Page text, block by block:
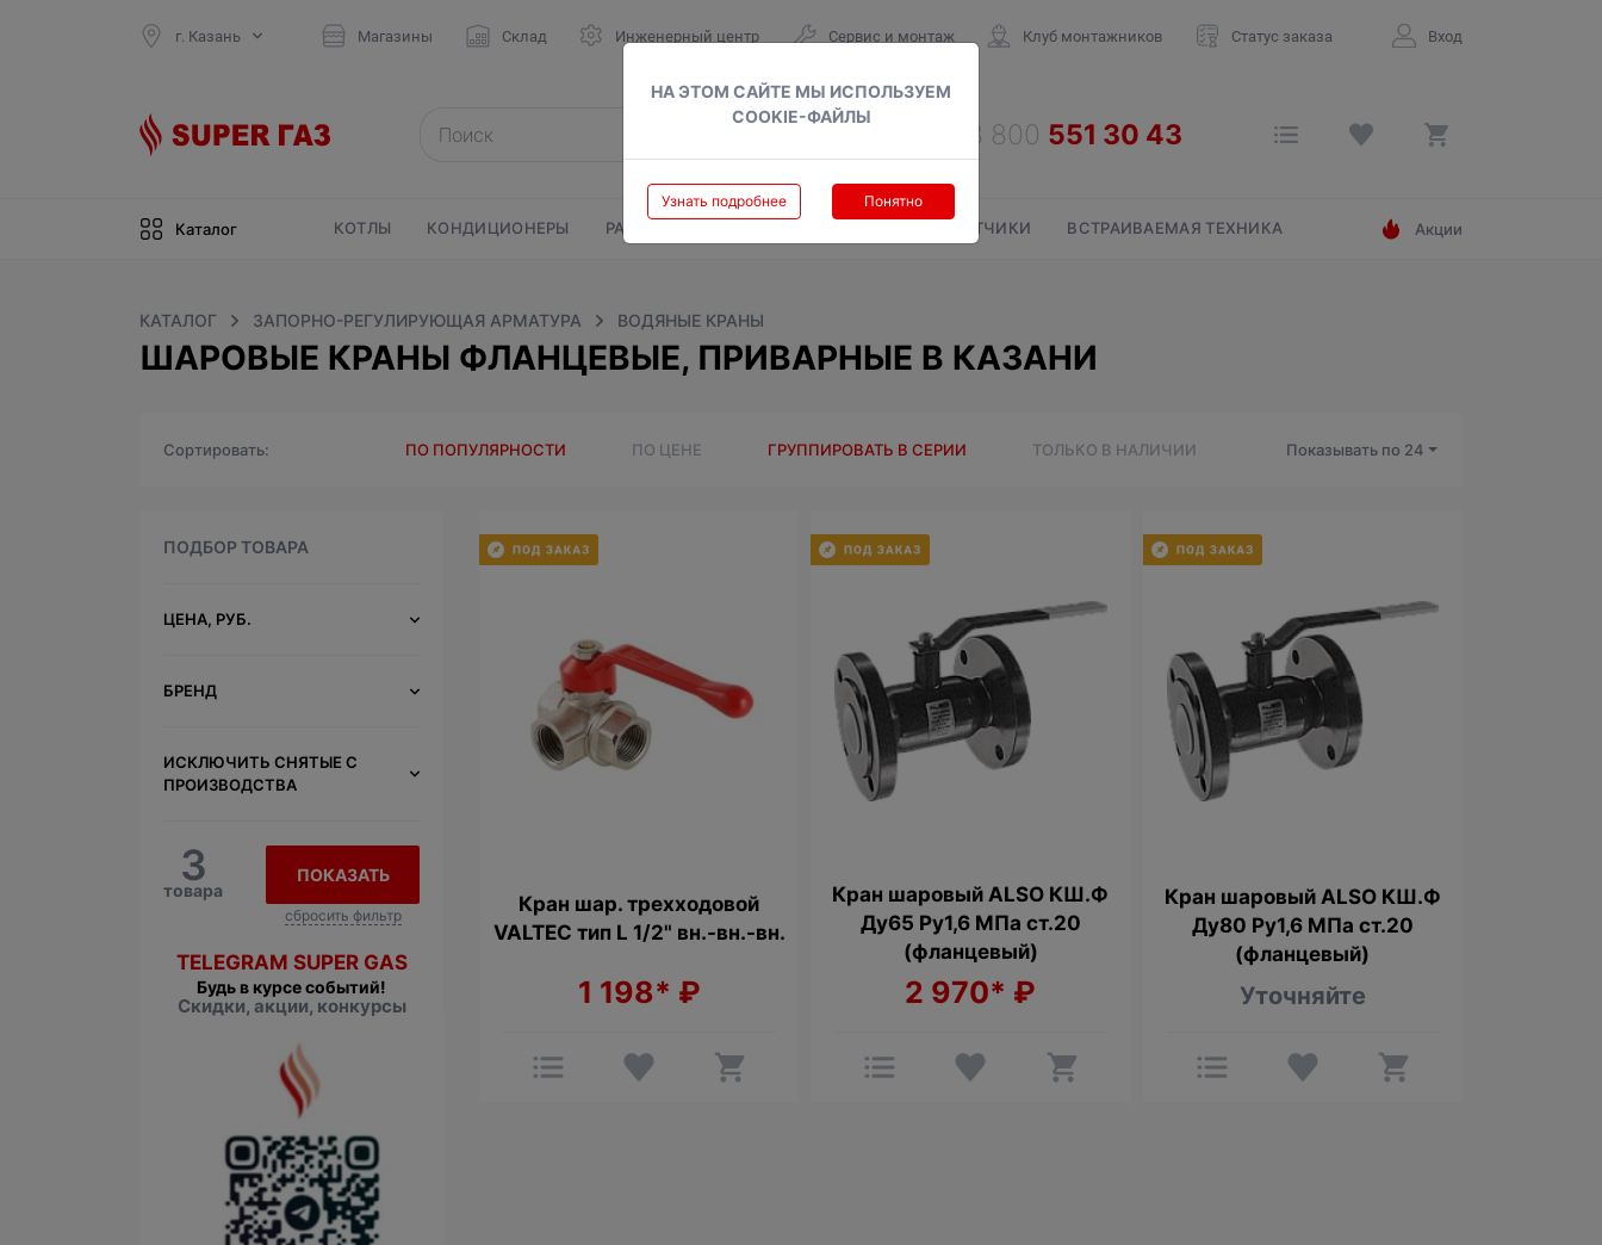
НА ЭТОМ САЙТЕ МЫ ИСПОЛЬЗУЕМ
COOKIE-ФАЙЛЫ
Узнать подробнее Понятно
г. Казань Магазины Склад Инженерный центр Сервис и монтаж Клуб монтажников Статус заказа Вход
Каталог КОТЛЫ КОНДИЦИОНЕРЫ РАДИАТОРЫ СЧЕТЧИКИ ВСТРАИВАЕМАЯ ТЕХНИКА Акции
КАТАЛОГ ЗАПОРНО-РЕГУЛИРУЮЩАЯ АРМАТУРА ВОДЯНЫЕ КРАНЫ
ШАРОВЫЕ КРАНЫ ФЛАНЦЕВЫЕ, ПРИВАРНЫЕ В КАЗАНИ
Сортировать ПО ПОПУЛЯРНОСТИ ПО ЦЕНЕ ГРУППИРОВАТЬ В СЕРИИ ТОЛЬКО В НАЛИЧИИ Показывать по 24
ПОДБОР ТОВАРА
ЦЕНА, РУБ.
БРЕНД
ИСКЛЮЧИТЬ СНЯТЫЕ С
ПРОИЗВОДСТВА
3
товара
ПОКАЗАТЬ
сбросить фильтр
TELEGRAM SUPER GAS
Будь в курсе событий!
Скидки, акции, конкурсы
Кран шар. трехходовой
VALTEC тип L 1/2" вн.-вн.-вн.
1 198* ₽
Кран шаровый ALSO КШ.Ф
Ду65 Ру1,6 МПа ст.20
(фланцевый)
2 970* ₽
Кран шаровый ALSO КШ.Ф
Ду80 Ру1,6 МПа ст.20
(фланцевый)
Уточняйте